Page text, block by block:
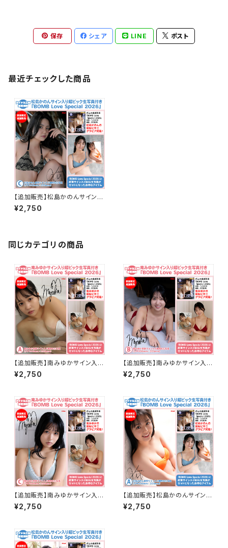
保存 シェア LINE ポスト
最近チェックした商品
【追加販売】松島かのんサイン入
り超BIG生写真付き別冊『BOM
B Love Special2026』<C>
¥2,750
同じカテゴリの商品
【追加販売】南みゆかサイン入り
超BIG生写真付き別冊『BOMB
Love Special2026』<A>
¥2,750
【追加販売】南みゆかサイン入り
超BIG生写真付き別冊『BOMB
Love Special2026』<B>
¥2,750
【追加販売】南みゆかサイン入り
超BIG生写真付き別冊『BOMB
Love Special2026』<C>
¥2,750
【追加販売】松島かのんサイン入
り超BIG生写真付き別冊『BOM
B Love Special2026』<A>
¥2,750